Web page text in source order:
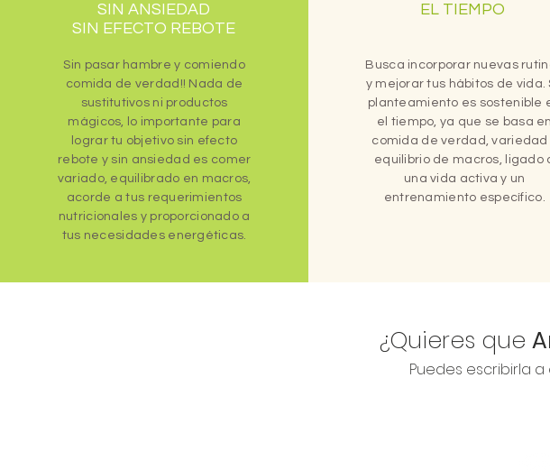
SIN ANSIEDAD
SIN EFECTO REBOTE
Sin pasar hambre y comiendo
comida de verdad!! Nada de
sustitutivos ni productos
mágicos, lo importante para
lograr tu objetivo sin efecto
rebote y sin ansiedad es comer
variado, equilibrado en macros,
acorde a tus requerimientos
nutricionales y proporcionado a
tus necesidades energéticas.
EL TIEMPO
Busca incorporar nuevas
y mejorar tus hábitos de vida.
planteamiento es sostenible
el tiempo, ya que se basa en
comida de verdad, variedad
equilibrio de macros, ligado
una vida activa y un
entrenamiento específico.
¿Quieres que
Puedes escribirla a